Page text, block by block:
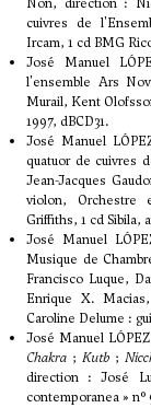
cuivres de
Ircam, 1 cd BMG
José Manuel
l'ensemble Ars
Murail, Kent
1997, dBCD31.
José Manuel
quatuor de cuivres
Jean-Jacques
violon, Orchestre
Griffiths, 1 cd Sibila,
José Manuel
Musique de
Francisco Luque,
Enrique X.
Caroline Delume :
José Manuel
Chakra ; Kutb;
direction : José
contemporanea » n°